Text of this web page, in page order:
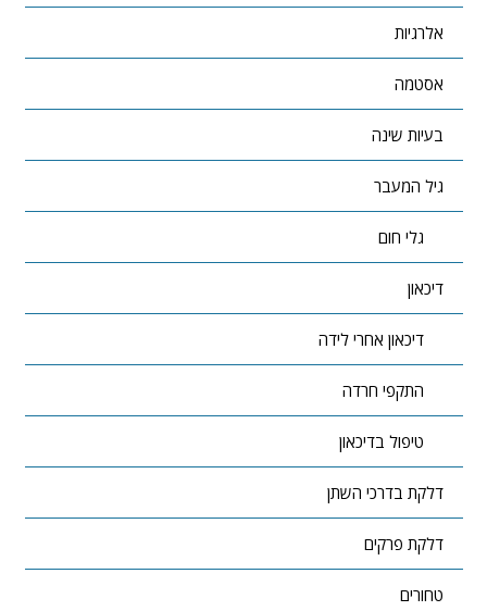
אלרגיות
אסטמה
בעיות שינה
גיל המעבר
גלי חום
דיכאון
דיכאון אחרי לידה
התקפי חרדה
טיפול בדיכאון
דלקת בדרכי השתן
דלקת פרקים
טחורים